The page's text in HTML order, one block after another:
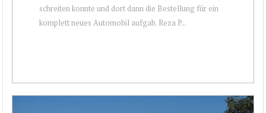
schreiten konnte und dort dann die Bestellung für ein
komplett neues Automobil aufgab. Reza P...